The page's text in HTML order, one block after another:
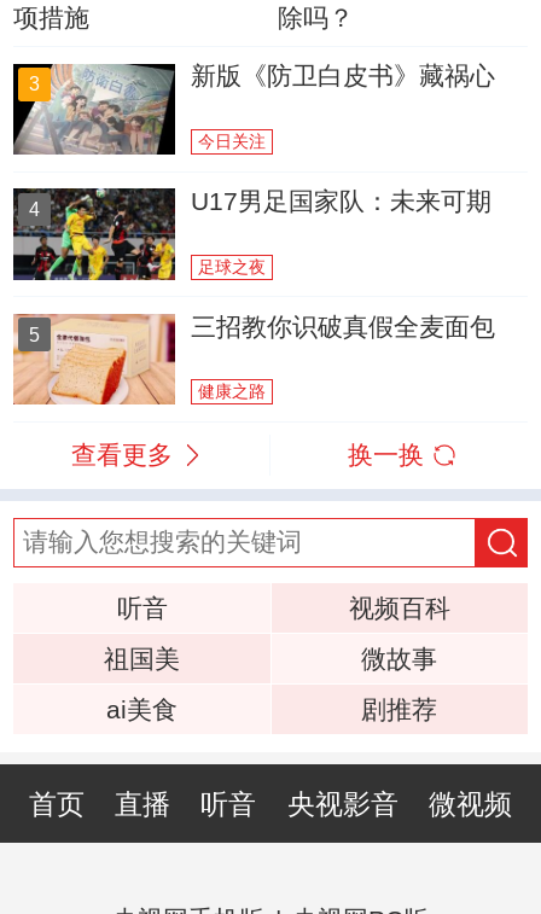
项措施
除吗？
3 新版《防卫白皮书》藏祸心
今日关注
4 U17男足国家队：未来可期
足球之夜
5 三招教你识破真假全麦面包
健康之路
查看更多 换一换
听音
视频百科
祖国美
微故事
ai美食
剧推荐
首页 直播 听音 央视影音 微视频